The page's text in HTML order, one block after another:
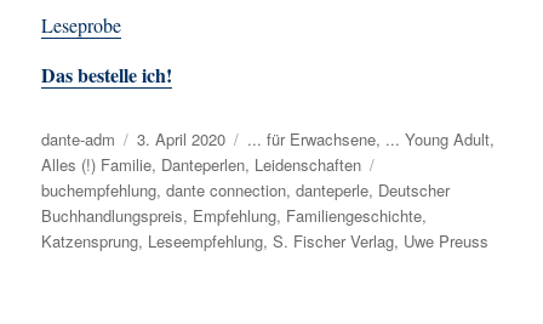
Leseprobe
Das bestelle ich!
Autor
dante-adm
Veröffentlicht
am
3. April 2020 Kategorien
... für Erwachsene, ... Young Adult,
Alles (!) Familie, Danteperlen, Leidenschaften
buchempfehlung,dante connection,danteperle, Deutscher
Buchhandlungspreis, Empfehlung, Familiengeschichte,
Katzensprung, Leseempfehlung,S. Fischer Verlag, Uwe Preuss